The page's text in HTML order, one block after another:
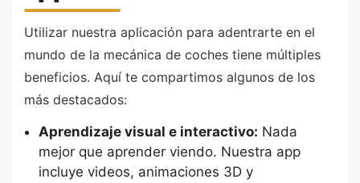
Utilizar nuestra aplicación para adentrarte en el
mundo de la mecánica de coches tiene múltiples
beneficios. Aquí te compartimos algunos de los
más destacados:
Aprendizaje visual e interactivo: Nada
mejor que aprender viendo. Nuestra app
incluye videos, animaciones 3D y